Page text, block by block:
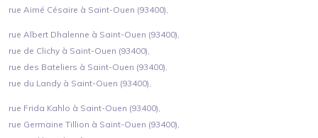
rue Aimé Césaire à Saint-Ouen (93400),
rue Albert Dhalenne à Saint-Ouen (93400),
rue de Clichy à Saint-Ouen (93400),
rue des Bateliers à Saint-Ouen (93400),
rue du Landy à Saint-Ouen (93400),
rue Frida Kahlo à Saint-Ouen (93400),
rue Germaine Tillion à Saint-Ouen (93400),